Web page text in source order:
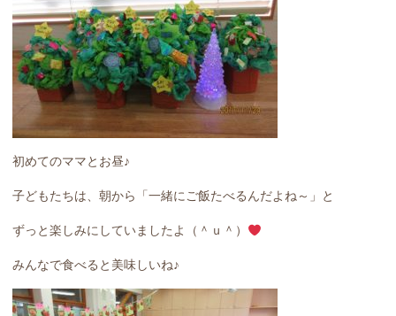
初めてのママとお昼♪
子どもたちは、朝から「一緒にご飯たべるんだよね～」と
ずっと楽しみにしていましたよ（＾ｕ＾）
みんなで食べると美味しいね♪